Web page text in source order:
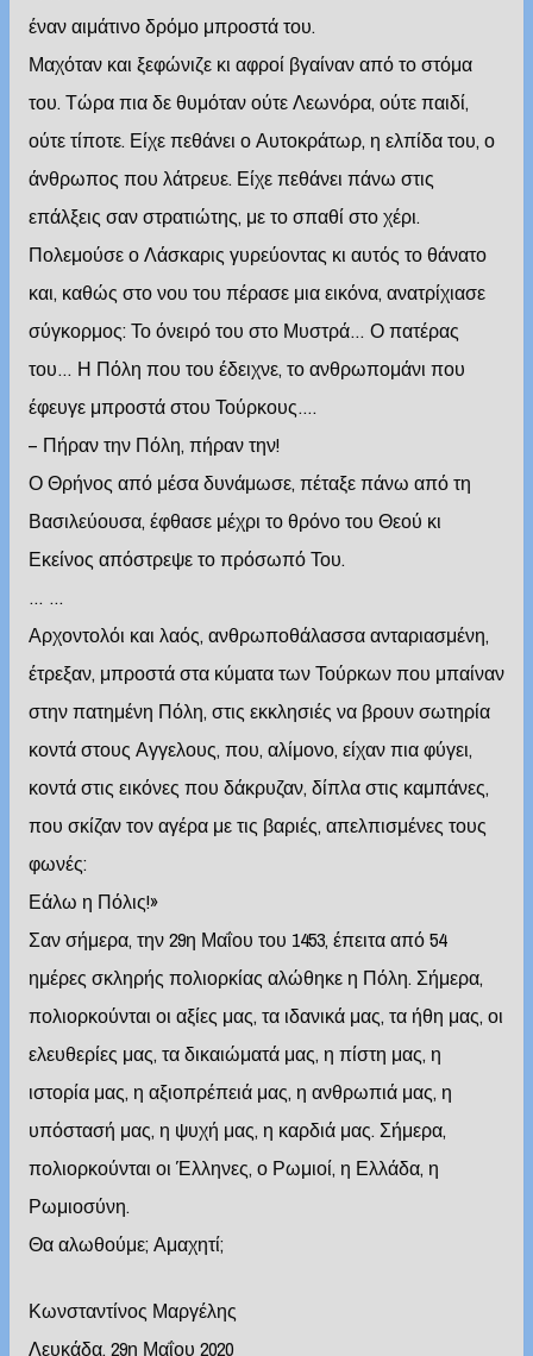
έναν αιμάτινο δρόμο μπροστά του.
Μαχόταν και ξεφώνιζε κι αφροί βγαίναν από το στόμα
του. Τώρα πια δε θυμόταν ούτε Λεωνόρα, ούτε παιδί,
ούτε τίποτε. Είχε πεθάνει ο Αυτοκράτωρ, η ελπίδα του, ο
άνθρωπος που λάτρευε. Είχε πεθάνει πάνω στις
επάλξεις σαν στρατιώτης, με το σπαθί στο χέρι.
Πολεμούσε ο Λάσκαρις γυρεύοντας κι αυτός το θάνατο
και, καθώς στο νου του πέρασε μια εικόνα, ανατρίχιασε
σύγκορμος: Το όνειρό του στο Μυστρά… Ο πατέρας
του… Η Πόλη που του έδειχνε, το ανθρωπομάνι που
έφευγε μπροστά στου Τούρκους….
– Πήραν την Πόλη, πήραν την!
Ο Θρήνος από μέσα δυνάμωσε, πέταξε πάνω από τη
Βασιλεύουσα, έφθασε μέχρι το θρόνο του Θεού κι
Εκείνος απόστρεψε το πρόσωπό Του.
… …
Αρχοντολόι και λαός, ανθρωποθάλασσα ανταριασμένη,
έτρεξαν, μπροστά στα κύματα των Τούρκων που μπαίναν
στην πατημένη Πόλη, στις εκκλησιές να βρουν σωτηρία
κοντά στους Αγγελους, που, αλίμονο, είχαν πια φύγει,
κοντά στις εικόνες που δάκρυζαν, δίπλα στις καμπάνες,
που σκίζαν τον αγέρα με τις βαριές, απελπισμένες τους
φωνές:
Εάλω η Πόλις!»
Σαν σήμερα, την 29η Μαΐου του 1453, έπειτα από 54
ημέρες σκληρής πολιορκίας αλώθηκε η Πόλη. Σήμερα,
πολιορκούνται οι αξίες μας, τα ιδανικά μας, τα ήθη μας, οι
ελευθερίες μας, τα δικαιώματά μας, η πίστη μας, η
ιστορία μας, η αξιοπρέπειά μας, η ανθρωπιά μας, η
υπόστασή μας, η ψυχή μας, η καρδιά μας. Σήμερα,
πολιορκούνται οι Έλληνες, ο Ρωμιοί, η Ελλάδα, η
Ρωμιοσύνη.
Θα αλωθούμε; Αμαχητί;
Κωνσταντίνος Μαργέλης
Λευκάδα, 29η Μαΐου 2020